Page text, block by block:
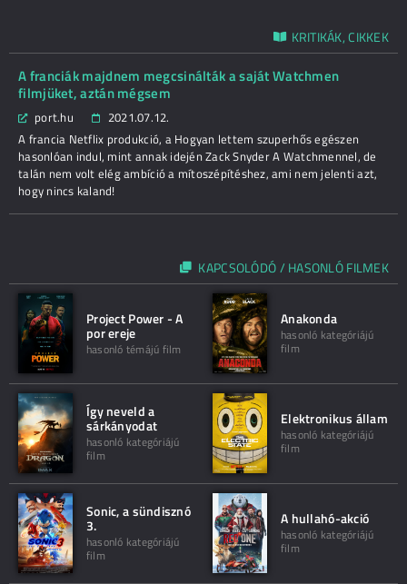
KRITIKÁK, CIKKEK
A franciák majdnem megcsinálták a saját Watchmen
filmjüket, aztán mégsem
port.hu
2021.07.12.
A francia Netflix produkció, a Hogyan lettem szuperhős egészen
hasonlóan indul, mint annak idején Zack Snyder A Watchmennel, de
talán nem volt elég ambíció a mítoszépítéshez, ami nem jelenti azt,
hogy nincs kaland!
KAPCSOLÓDÓ / HASONLÓ FILMEK
Project Power - A
por ereje
hasonló témájú film
Anakonda
hasonló kategóriájú
film
Így neveld a
sárkányodat
hasonló kategóriájú
film
Elektronikus állam
hasonló kategóriájú
film
Sonic, a sündisznó
3.
hasonló kategóriájú
film
A hullahó-akció
hasonló kategóriájú
film